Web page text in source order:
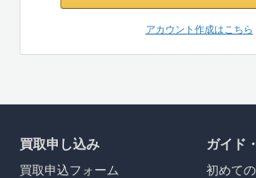
アカウント作成はこちら
買取申し込み
買取申込フォーム
ガイド
初めて